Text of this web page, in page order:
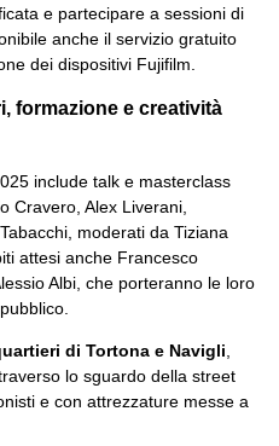
e partecipare a sessioni di
anche il servizio gratuito
dei dispositivi Fujifilm.
formazione e creatività
include talk e masterclass
Cravero, Alex Liverani,
moderati da Tiziana
attesi anche Francesco
Albi, che porteranno le loro
di Tortona e Navigli
lo sguardo della street
e con attrezzature messe a